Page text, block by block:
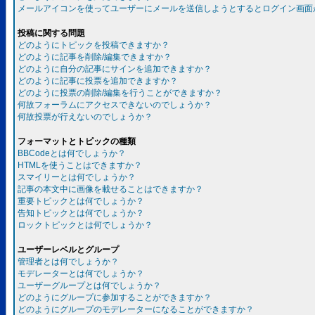
メールアイコンを使ってユーザーにメールを送信しようとするとログイン画面
投稿に関する問題
どのようにトピックを投稿できますか？
どのように記事を削除/編集できますか？
どのように自分の記事にサインを追加できますか？
どのように記事に投票を追加できますか？
どのように投票の削除/編集を行うことができますか？
何故フォーラムにアクセスできないのでしょうか？
何故投票が行えないのでしょうか？
フォーマットとトピックの種類
BBCodeとは何でしょうか？
HTMLを使うことはできますか？
スマイリーとは何でしょうか？
記事の本文中に画像を載せることはできますか？
重要トピックとは何でしょうか？
告知トピックとは何でしょうか？
ロックトピックとは何でしょうか？
ユーザーレベルとグループ
管理者とは何でしょうか？
モデレーターとは何でしょうか？
ユーザーグループとは何でしょうか？
どのようにグループに参加することができますか？
どのようにグループのモデレーターになることができますか？